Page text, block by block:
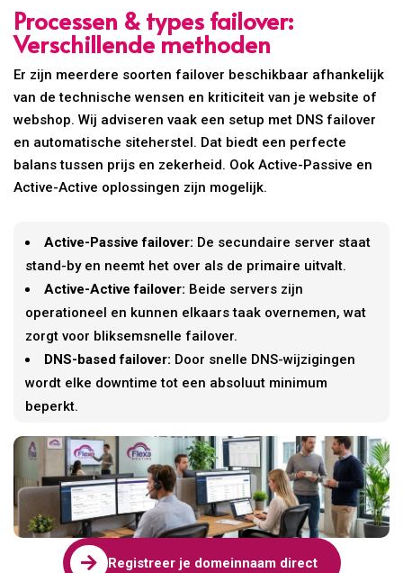
Processen & types failover:
Verschillende methoden
Er zijn meerdere soorten failover beschikbaar afhankelijk
van de technische wensen en kriticiteit van je website of
webshop. Wij adviseren vaak een setup met DNS failover
en automatische siteherstel. Dat biedt een perfecte
balans tussen prijs en zekerheid. Ook Active-Passive en
Active-Active oplossingen zijn mogelijk.
Active-Passive failover: De secundaire server staat
stand-by en neemt het over als de primaire uitvalt.
Active-Active failover: Beide servers zijn
operationeel en kunnen elkaars taak overnemen, wat
zorgt voor bliksemsnelle failover.
DNS-based failover: Door snelle DNS-wijzigingen
wordt elke downtime tot een absoluut minimum
beperkt.
 Registreer je domeinnaam direct